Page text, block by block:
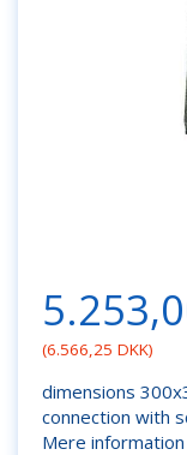
(6.566,25 DKK)
dimensions
connection with
Mere information